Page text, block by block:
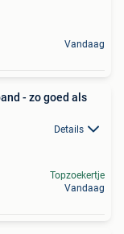
Vandaag
- zo goed als
Details
Topzoekertje
Vandaag